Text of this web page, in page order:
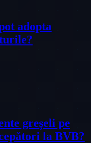
adopta
greșeli pe
la BVB?